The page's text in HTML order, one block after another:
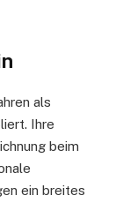
als
Ihre
beim
ein breites